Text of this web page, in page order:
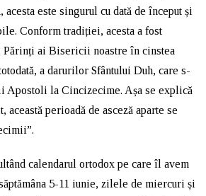
este singurul cu dată de început și
Conform tradiției, acesta a fost
Părinți ai Bisericii noastre în cinstea
a darurilor Sfântului Duh, care s-
Apostoli la Cincizecime. Așa se explică
această perioadă de asceză aparte se
calendarul ortodox pe care îl avem
5-11 iunie, zilele de miercuri și